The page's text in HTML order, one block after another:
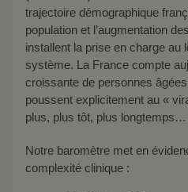
trajectoire démographique
population et l’augmentation des
installent la prise en charge
système. La France compte
croissante de personnes
poussent explicitement au «
plus, plus tôt, plus longtemps…
Notre baromètre met en évidence deux marqueurs de
complexité clinique :